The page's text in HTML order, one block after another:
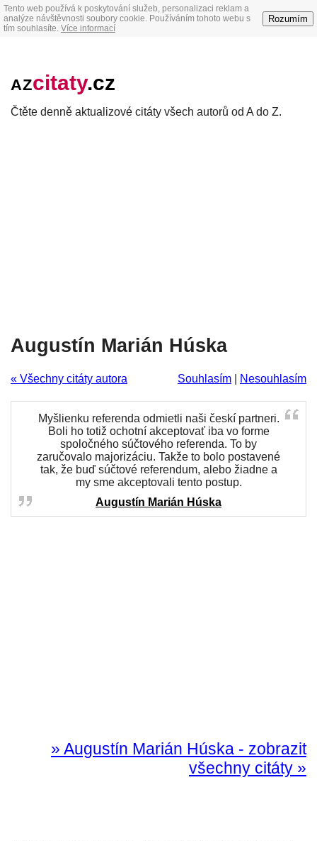
Tento web používá k poskytování služeb, personalizaci reklam a
analýze návštěvnosti soubory cookie. Používáním tohoto webu s
tím souhlasíte. Více informací
Rozumím
AZcitaty.cz
Čtěte denně aktualizové citáty všech autorů od A do Z.
Augustín Marián Húska
« Všechny citáty autora Souhlasím Nesouhlasím
Myšlienku referenda odmietli naši českí partneri.
Boli ho totiž ochotní akceptovať iba vo forme
spoločného súčtového referenda. To by
zaručovalo majorizáciu. Takže to bolo postavené
tak, že buď súčtové referendum, alebo žiadne a
my sme akceptovali tento postup.
Augustín Marián Húska
» Augustín Marián Húska - zobrazit
všechny citáty »